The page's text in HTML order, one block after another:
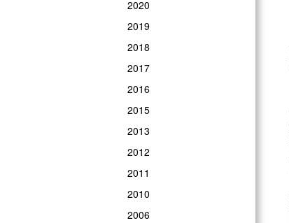
2020
2019
2018
2017
2016
2015
2013
2012
2011
2010
2006